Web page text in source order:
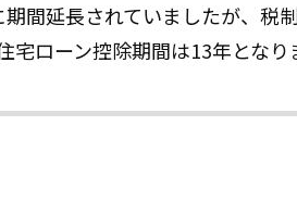
間延長されていましたが、税
ローン控除期間は13年となり